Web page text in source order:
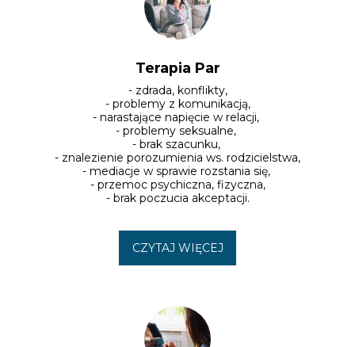
Terapia Par
- zdrada, konflikty,
- problemy z komunikacją,
- narastające napięcie w relacji,
- problemy seksualne,
- brak szacunku,
- znalezienie porozumienia ws. rodzicielstwa,
- mediacje w sprawie rozstania się,
- przemoc psychiczna, fizyczna,
- brak poczucia akceptacji.
CZYTAJ WIĘCEJ